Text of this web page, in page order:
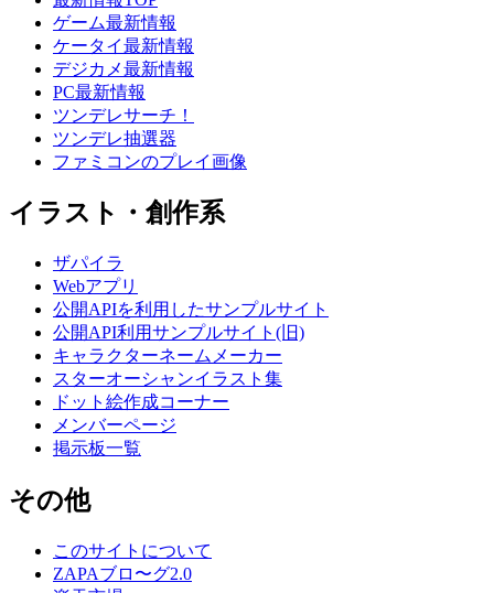
ゲーム最新情報
ケータイ最新情報
デジカメ最新情報
PC最新情報
ツンデレサーチ！
ツンデレ抽選器
ファミコンのプレイ画像
イラスト・創作系
ザパイラ
Webアプリ
公開APIを利用したサンプルサイト
公開API利用サンプルサイト(旧)
キャラクターネームメーカー
スターオーシャンイラスト集
ドット絵作成コーナー
メンバーページ
掲示板一覧
その他
このサイトについて
ZAPAブロ〜グ2.0